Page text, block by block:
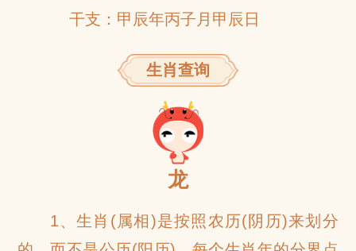
干支：甲辰年丙子月甲辰日
生肖查询
龙
1、生肖(属相)是按照农历(阴历)来划分